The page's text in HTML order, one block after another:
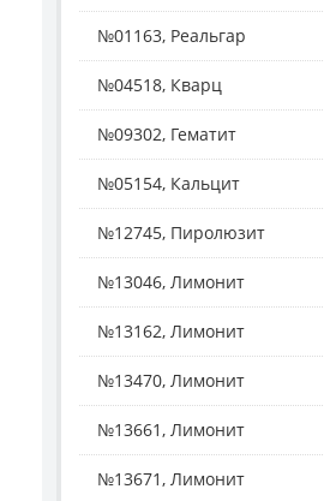
№01163, Реальгар
№04518, Кварц
№09302, Гематит
№05154, Кальцит
№12745, Пиролюзит
№13046, Лимонит
№13162, Лимонит
№13470, Лимонит
№13661, Лимонит
№13671, Лимонит